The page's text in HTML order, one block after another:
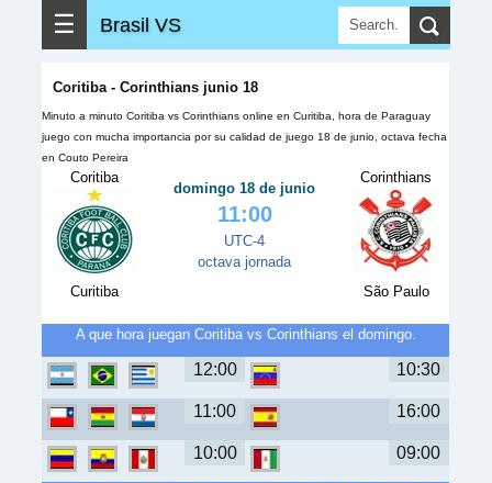
☰ Brasil VS
Coritiba - Corinthians junio 18
Minuto a minuto Coritiba vs Corinthians online en Curitiba, hora de Paraguay
juego con mucha importancia por su calidad de juego 18 de junio, octava fecha
en Couto Pereira
Coritiba
Curitiba
domingo 18 de junio
11:00
UTC-4
octava jornada
Corinthians
São Paulo
A que hora juegan Coritiba vs Corinthians el domingo.
12:00 10:30
11:00 16:00
10:00 09:00